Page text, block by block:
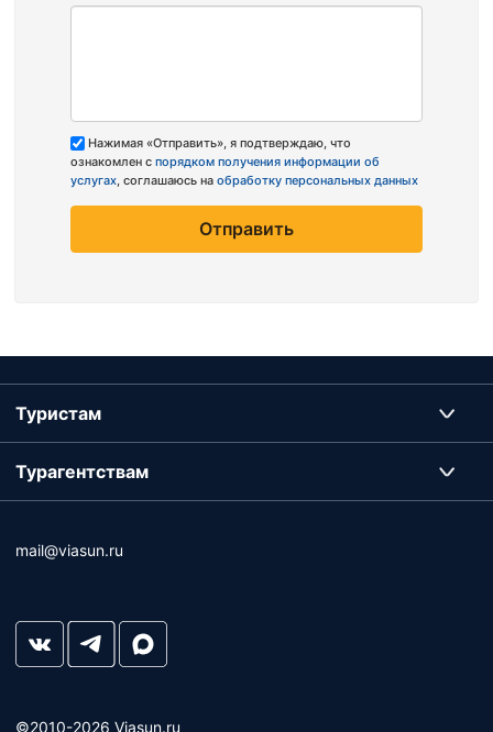
Нажимая «Отправить», я подтверждаю, что
ознакомлен с порядком получения информации об
услугах, соглашаюсь на обработку персональных данных
Отправить
©2010-2026 Viasun.ru
Туристам
Турагентствам
mail@viasun.ru